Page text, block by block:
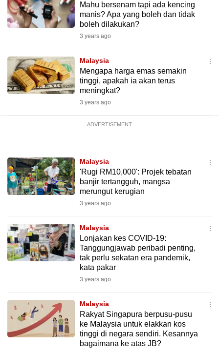
Mahu bersenam tapi ada kencing
manis? Apa yang boleh dan tidak
boleh dilakukan?
3 years ago
Malaysia
Mengapa harga emas semakin
tinggi, apakah ia akan terus
meningkat?
3 years ago
ADVERTISEMENT
Malaysia
'Rugi RM10,000': Projek tebatan
banjir tertangguh, mangsa
merungut kerugian
3 years ago
Malaysia
Lonjakan kes COVID-19:
Tanggungjawab peribadi penting,
tak perlu sekatan era pandemik,
kata pakar
3 years ago
Malaysia
Rakyat Singapura berpusu-pusu
ke Malaysia untuk elakkan kos
tinggi di negara sendiri. Kesannya
bagaimana ke atas JB?